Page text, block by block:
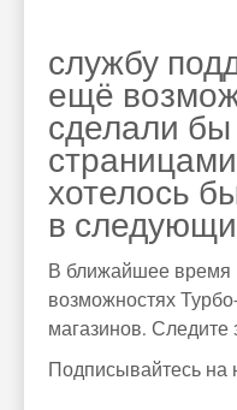
службу
ещё
сделали бы
хотелось
в
В ближайшее
возможностях
магазинов. Следите
Подписывайтесь на